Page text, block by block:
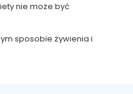
nie może być
sposobie żywienia i